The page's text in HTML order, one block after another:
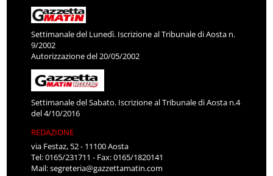
Settimanale del Lunedì. Iscrizione al Tribunale di Aosta n.
9/2002
Autorizzazione del 20/05/2002
Settimanale del Sabato. Iscrizione al Tribunale di Aosta n.4
del 4/10/2016
REDAZIONE
via Festaz, 52 - 11100 Aosta
Tel: 0165/231711 - Fax: 0165/1820141
Mail:segreteria@gazzettamatin.com